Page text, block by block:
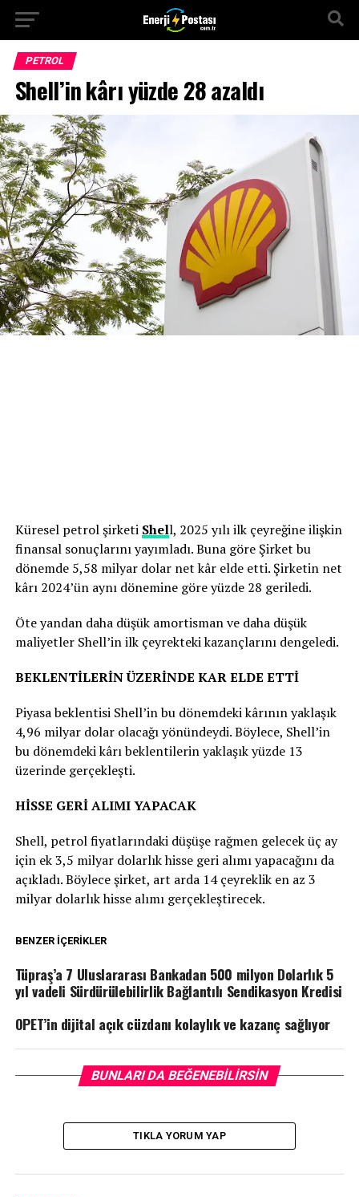
PETROL
Shell’in kârı yüzde 28 azaldı
Küresel petrol şirketi Shell, 2025 yılı ilk çeyreğine ilişkin
finansal sonuçlarını yayımladı. Buna göre Şirket bu
dönemde 5,58 milyar dolar net kâr elde etti. Şirketin net
kârı 2024’ün aynı dönemine göre yüzde 28 geriledi.
Öte yandan daha düşük amortisman ve daha düşük
maliyetler Shell’in ilk çeyrekteki kazançlarını dengeledi.
BEKLENTİLERİN ÜZERİNDE KAR ELDE ETTİ
Piyasa beklentisi Shell’in bu dönemdeki kârının yaklaşık
4,96 milyar dolar olacağı yönündeydi. Böylece, Shell’in
bu dönemdeki kârı beklentilerin yaklaşık yüzde 13
üzerinde gerçekleşti.
HİSSE GERİ ALIMI YAPACAK
Shell, petrol fiyatlarındaki düşüşe rağmen gelecek üç ay
için ek 3,5 milyar dolarlık hisse geri alımı yapacağını da
açıkladı. Böylece şirket, art arda 14 çeyreklik en az 3
milyar dolarlık hisse alımı gerçekleştirecek.
BENZER İÇERIKLER
Tüpraş’a 7 Uluslararası Bankadan 500 milyon Dolarlık 5
yıl vadeli Sürdürülebilirlik Bağlantılı Sendikasyon Kredisi
OPET’in dijital açık cüzdanı kolaylık ve kazanç sağlıyor
BUNLARI DA BEĞENEBILIRSIN
TIKLA YORUM YAP